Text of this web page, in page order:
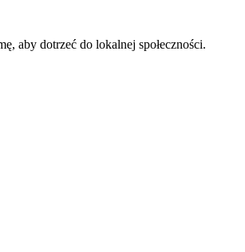
aby dotrzeć do lokalnej społeczności.